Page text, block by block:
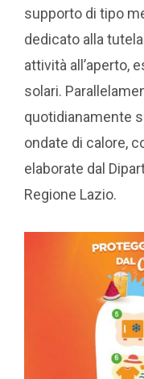
supporto di tipo
dedicato alla
attività all’aperto,
solari.
quotidianamente
ondate di calore,
elaborate dal
Regione Lazio.